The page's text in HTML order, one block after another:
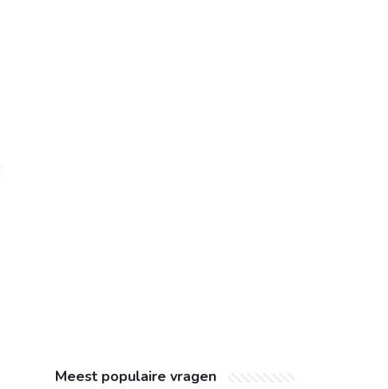
Meest populaire vragen